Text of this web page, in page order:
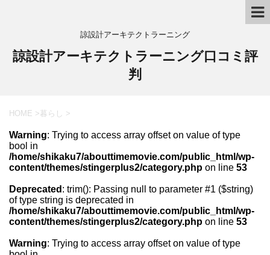
諒設計アーキテクトラーニング
諒設計アーキテクトラーニング口コミ評
判
HOME >暮らし >
Warning: Trying to access array offset on value of type
bool in
/home/shikaku7/abouttimemovie.com/public_html/wp-
content/themes/stingerplus2/category.php on line 53
Deprecated : trim(): Passing null to parameter #1 ($string)
of type string is deprecated in
/home/shikaku7/abouttimemovie.com/public_html/wp-
content/themes/stingerplus2/category.php on line 53
Warning: Trying to access array offset on value of type